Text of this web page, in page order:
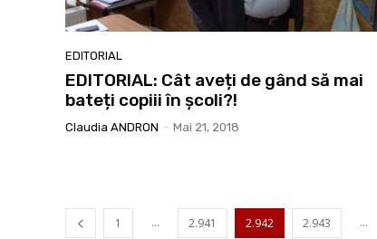
EDITORIAL
EDITORIAL: Cât aveți de gând să mai
bateți copiii în școli?!
Claudia ANDRON - Mai 21, 2018
1 ... 2.941 2.942 2.943 ...